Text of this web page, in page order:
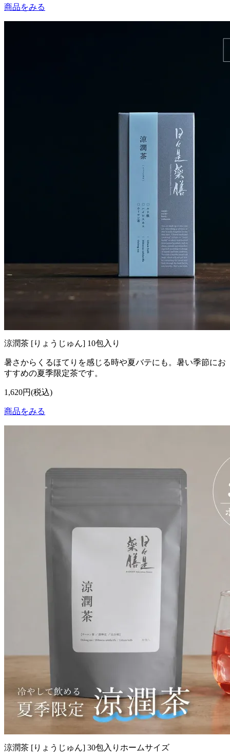
商品をみる
涼潤茶 [りょうじゅん] 10包入り
暑さからくるほてりを感じる時や夏バテにも。暑い季節にお
すすめの夏季限定茶です。
1,620円(税込)
商品をみる
涼潤茶 [りょうじゅん] 30包入りホームサイズ